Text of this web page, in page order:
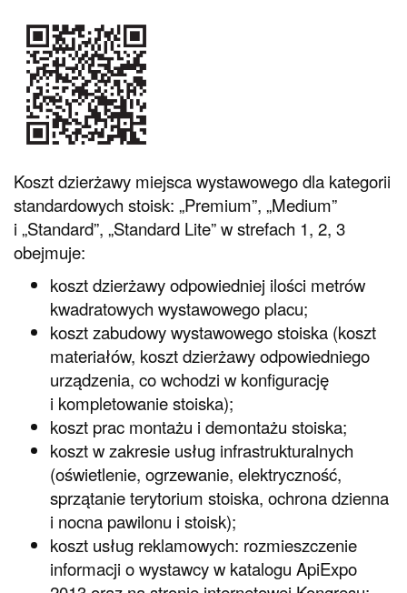
Koszt dzierżawy miejsca wystawowego dla kategorii
standardowych stoisk: „Premium”, „Medium”
i „Standard”, „Standard Lite” w strefach 1, 2, 3
obejmuje:
koszt dzierżawy odpowiedniej ilości metrów
kwadratowych wystawowego placu;
koszt zabudowy wystawowego stoiska (koszt
materiałów, koszt dzierżawy odpowiedniego
urządzenia, co wchodzi w konfigurację
i kompletowanie stoiska);
koszt prac montażu i demontażu stoiska;
koszt w zakresie usług infrastrukturalnych
(oświetlenie, ogrzewanie, elektryczność,
sprzątanie terytorium stoiska, ochrona dzienna
i nocna pawilonu i stoisk);
koszt usług reklamowych: rozmieszczenie
informacji o wystawcy w katalogu ApiExpo